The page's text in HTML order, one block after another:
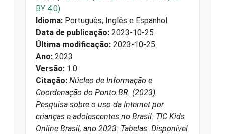
BY 4.0)
Idioma: Português, Inglês e Espanhol
Data de publicação: 2023-10-25
Última modificação: 2023-10-25
Ano: 2023
Versão: 1.0
Citação: Núcleo de Informação e
Coordenação do Ponto BR. (2023).
Pesquisa sobre o uso da Internet por
crianças e adolescentes no Brasil: TIC Kids
Online Brasil, ano 2023: Tabelas. Disponível